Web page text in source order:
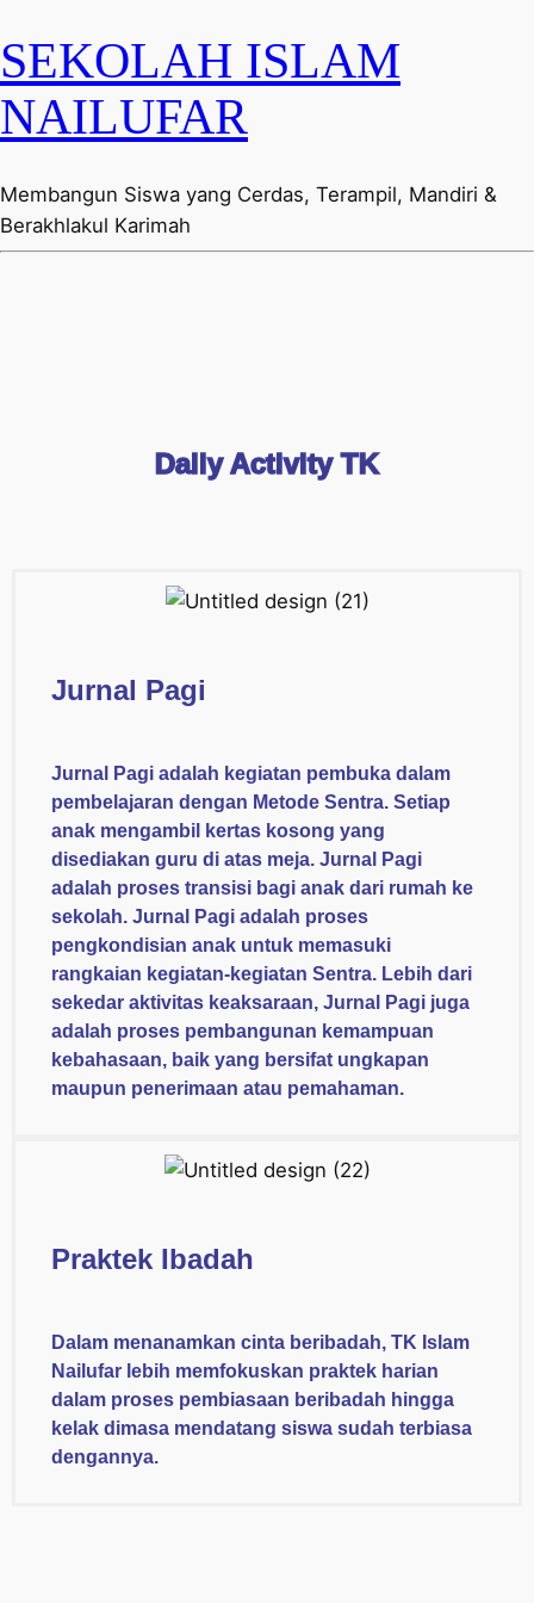
SEKOLAH ISLAM
NAILUFAR
Membangun Siswa yang Cerdas, Terampil, Mandiri &
Berakhlakul Karimah
Daily Activity TK
Jurnal Pagi
Jurnal Pagi adalah kegiatan pembuka dalam
pembelajaran dengan Metode Sentra. Setiap
anak mengambil kertas kosong yang
disediakan guru di atas meja. Jurnal Pagi
adalah proses transisi bagi anak dari rumah ke
sekolah. Jurnal Pagi adalah proses
pengkondisian anak untuk memasuki
rangkaian kegiatan-kegiatan Sentra. Lebih dari
sekedar aktivitas keaksaraan, Jurnal Pagi juga
adalah proses pembangunan kemampuan
kebahasaan, baik yang bersifat ungkapan
maupun penerimaan atau pemahaman.
Praktek Ibadah
Dalam menanamkan cinta beribadah, TK Islam
Nailufar lebih memfokuskan praktek harian
dalam proses pembiasaan beribadah hingga
kelak dimasa mendatang siswa sudah terbiasa
dengannya.